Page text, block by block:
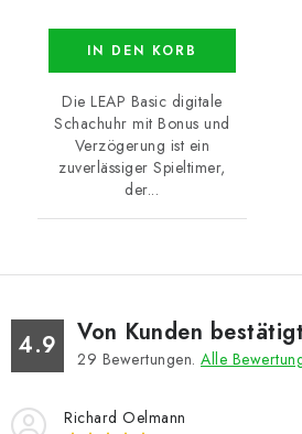
IN DEN KORB
Die LEAP Basic digitale
Schachuhr mit Bonus und
Verzögerung ist ein
zuverlässiger Spieltimer,
der...
4.9 Von Kunden bestätigt
29 Bewertungen. Alle
Richard Oelmann